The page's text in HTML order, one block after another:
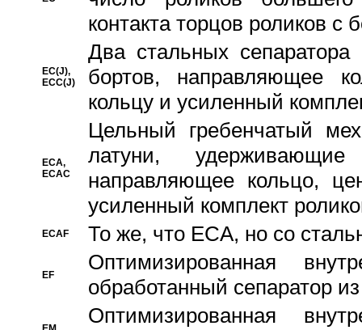
контакта торцов роликов с
EC(J),
ECC(J)
Два стальных сепаратора
бортов, направляющее
кольцу и усиленный
ECA,
ECAC
Цельный гребенчатый
латуни,
направляющее кольцо,
усиленный комплект
ECAF То же, что ECA, но со
EF
Оптимизированная
обработанный сепаратор
Оптимизированная